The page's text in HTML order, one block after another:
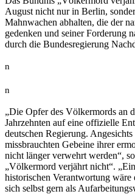
August nicht nur in Berlin,
Mahnwachen abhalten, die der
gedenken und seiner Forderung
durch die Bundesregierung
n
n
„Die Opfer des Völkermords an
Jahrzehnten auf eine offizielle
deutschen Regierung.
missbrauchten Gebeine ihrer
nicht länger verwehrt werden“,
„Völkermord verjährt nicht“.
historischen Verantwortung wäre
sich selbst gern als